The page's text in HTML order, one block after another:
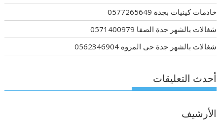
خادمات كينيات بجدة 0577265649
شغالات بالشهر جدة الصفا 0571400979
شغالات بالشهر جدة حى المروه 0562346904
أحدث التعليقات
الأرشيف